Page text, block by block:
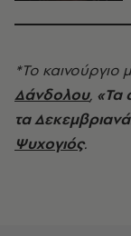
*Το καινούργιο
Δάνδολου, «Τα
τα
Ψυχογιός.